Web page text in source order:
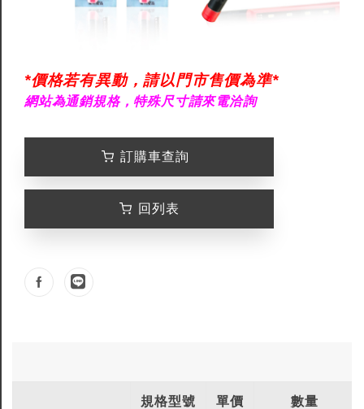
*價格若有異動，請以門市售價為準*
網站為通銷規格，特殊尺寸請來電洽詢
訂購車查詢
回列表
規格型號 單價 數量